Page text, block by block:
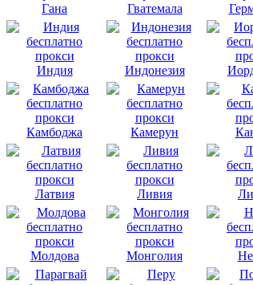
Гана Гватемала
Индия Индонезия
Камбоджа Камерун
Латвия Ливия
Молдова Монголия